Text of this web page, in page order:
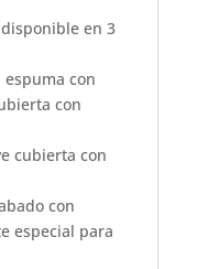
en 3
con
con
cubierta con
con
especial para